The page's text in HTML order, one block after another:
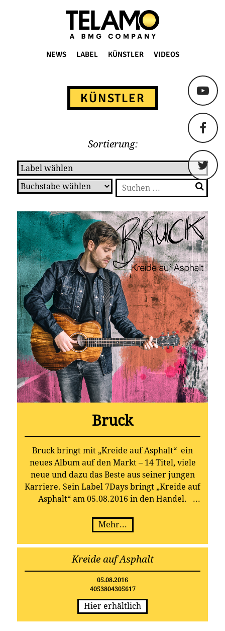
TELAMO
NEWS LABEL KÜNSTLER VIDEOS
KÜNSTLER
Sortierung:
Suchen
nach:
Bruck
Bruck bringt mit „Kreide auf Asphalt“ ein
neues Album auf den Markt – 14 Titel, viele
neue und dazu das Beste aus seiner jungen
Karriere. Sein Label 7Days bringt „Kreide auf
Asphalt“ am 05.08.2016 in den Handel.
Mehr...
Kreide auf Asphalt
05.08.2016
4053804305617
Hier erhältlich